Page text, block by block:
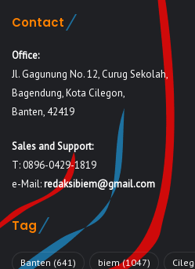
Contact
Office:
Jl. Gagunung No. 12, Curug Sekolah,
Bagendung, Kota Cilegon,
Banten, 42419
Sales and Support:
T: 0896-0429-1819
e-Mail:redaksibiem@gmail.com
Tag
Banten (641) biem(1047)